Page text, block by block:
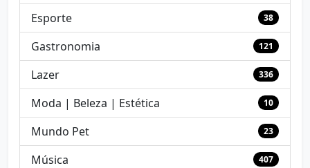
Esporte 38
Gastronomia 121
Lazer 336
Moda | Beleza | Estética 10
Mundo Pet 23
Música 407